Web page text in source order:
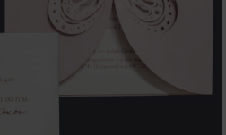
Κλείσιμο